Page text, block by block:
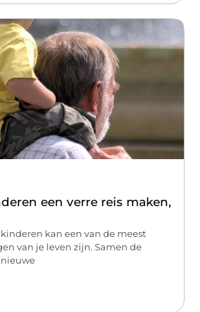
een verre reis maken,
kan een van de meest
van je leven zijn. Samen de